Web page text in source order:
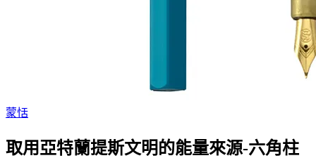
蒙恬
取用亞特蘭提斯文明的能量來源-六角柱